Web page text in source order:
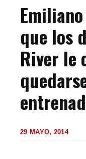
que los
River le
29 MAYO, 2014